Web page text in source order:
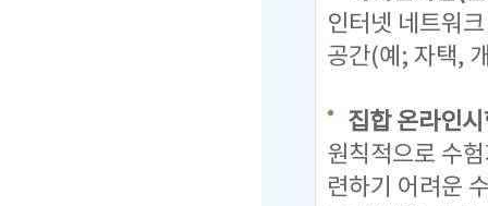
인터넷 네트워
공간(예; 자택,
집합 온라인
원칙적으로 수
련하기 어려운